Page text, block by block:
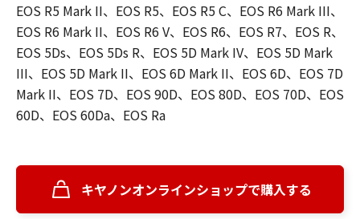
EOS R5 Mark II、EOS R5、EOS R5 C、EOS R6 Mark III、
EOS R6 Mark II、EOS R6 V、EOS R6、EOS R7、EOS R、
EOS 5Ds、EOS 5Ds R、EOS 5D Mark IV、EOS 5D Mark
III、EOS 5D Mark II、EOS 6D Mark II、EOS 6D、EOS 7D
Mark II、EOS 7D、EOS 90D、EOS 80D、EOS 70D、EOS
60D、EOS 60Da、EOS Ra
キヤノンオンラインショップで購入する